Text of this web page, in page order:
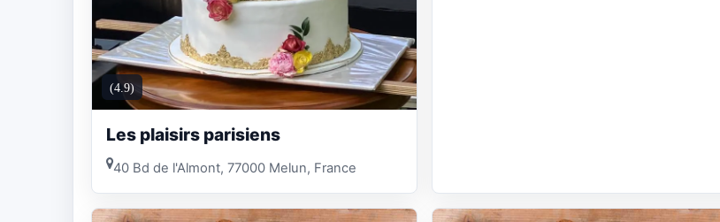
(4.9)
Les plaisirs parisiens
40 Bd de l'Almont, 77000 Melun, France